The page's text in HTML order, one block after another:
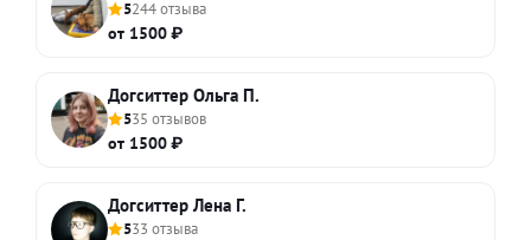
5244 отзыва
от 1500 ₽
Догситтер Ольга П.
535 отзывов
от 1500 ₽
Догситтер Лена Г.
533 отзыва